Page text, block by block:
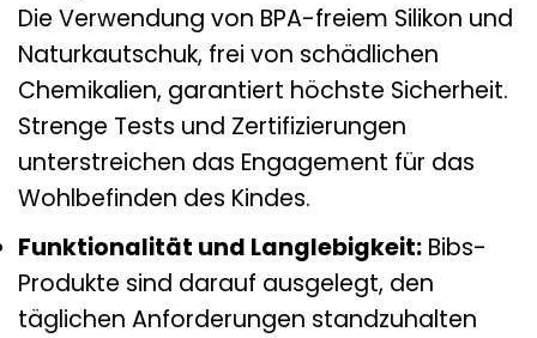
Die Verwendung von BPA-freiem Silikon und
Naturkautschuk, frei von schädlichen
Chemikalien, garantiert höchste Sicherheit.
Strenge Tests und Zertifizierungen
unterstreichen das Engagement für das
Wohlbefinden des Kindes.
Funktionalität und Langlebigkeit: Bibs-
Produkte sind darauf ausgelegt, den
täglichen Anforderungen standzuhalten